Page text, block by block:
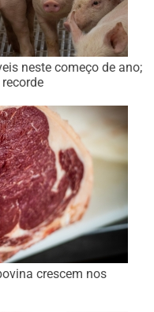
neste começo de ano;
crescem nos